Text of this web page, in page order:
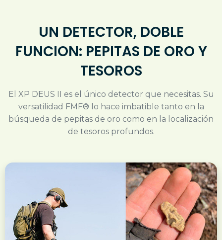
UN DETECTOR, DOBLE
FUNCION: PEPITAS DE ORO Y
TESOROS
El XP DEUS II es el único detector que necesitas. Su
versatilidad FMF® lo hace imbatible tanto en la
búsqueda de pepitas de oro como en la localización
de tesoros profundos.